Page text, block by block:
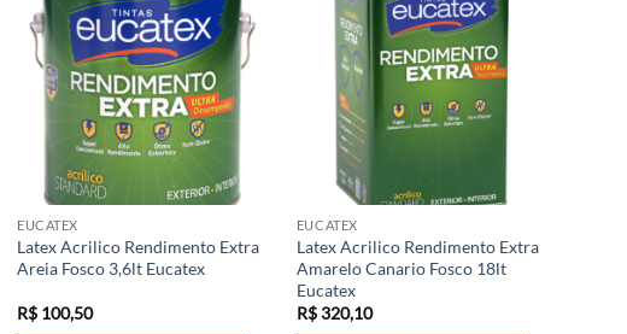
EUCATEX
Latex Acrilico Rendimento Extra
Areia Fosco 3,6lt Eucatex
R$ 100,50
EUCATEX
Latex Acrilico Rendimento Extra
Amarelo Canario Fosco 18lt
Eucatex
R$320,10